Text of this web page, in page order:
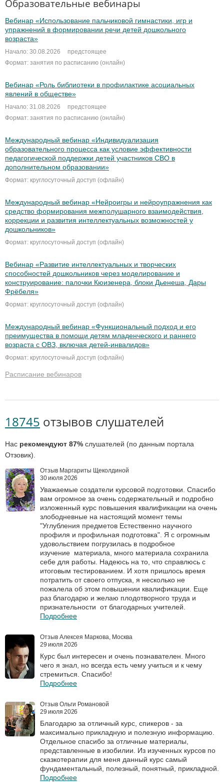
Образовательные вебинары
Вебинар «Использование пальчиковой гимнастики, игр и
упражнений в формировании речи детей дошкольного
возраста»
Начало: 30.08.2026
предстоящее
Формат: занятия по расписанию (онлайн)
Вебинар «Роль библиотеки в профилактике асоциальных
явлений в обществе»
Начало: 31.08.2026
предстоящее
Формат: занятия по расписанию (онлайн)
Международный вебинар «Индивидуализация
образовательного процесса как условие эффективности
педагогической поддержки детей участников СВО в
дополнительном образовании»
Формат: круглосуточный доступ (офлайн)
Международный вебинар «Нейроигры и нейроупражнения как
средство формирования межполушарного взаимодействия,
коррекции и развития интеллектуальных возможностей у
дошкольников»
Формат: круглосуточный доступ (офлайн)
Вебинар «Развитие интеллектуальных и творческих
способностей дошкольников через моделирование и
конструирование: палочки Кюизенера, блоки Дьенеша, Дары
Фрёбеля»
Формат: круглосуточный доступ (офлайн)
Международный вебинар «Функциональный подход и его
преимущества в помощи детям младенческого и раннего
возраста с ОВЗ, включая детей-инвалидов»
Формат: круглосуточный доступ (офлайн)
Расписание вебинаров
18745 отзывов слушателей
Нас рекомендуют 87% слушателей (по данным портала
Отзовик).
Отзыв Маргариты Щеколдиной
30 июля 2026
Уважаемые создатели курсовой подготовки. Спасибо
вам огромное за очень содержательный и подробно
изложенный курс повышения квалификации на очень
злободневные на настоящий момент темы
"Углубления предметов Естественно научного
профиля и профильная подготовка". Я с огромным
удовольствием погрузилась в подробное
изучение материала, много материала сохранила
себе для работы. Надеюсь на то, что справлюсь с
итоговым тестированием. И хотя пришлось время
потратить от своего отпуска, я несколько не
пожалела об этом повышении квалификации. Еще
раз благодарю и желаю плодотворного труда и
признательности от благодарных учителей.
Подробнее
Отзыв Алексея Маркова, Москва
29 июля 2026
Курс был интересен и очень познавателен. Много
чего я знал, но всегда есть чему учиться и к чему
стремиться. Спасибо!
Подробнее
Отзыв Ольги Романовой
29 июля 2026
Благодарю за отличный курс, спикеров - за
максимально прикладную и полезную информацию.
Отдельное спасибо за отличные материалы,
представленные в изобилии. Из изученных курсов по
сказкотерапии для меня данный курс самый
фундаментальный, полезный, понятный, прикладной.
Подробнее